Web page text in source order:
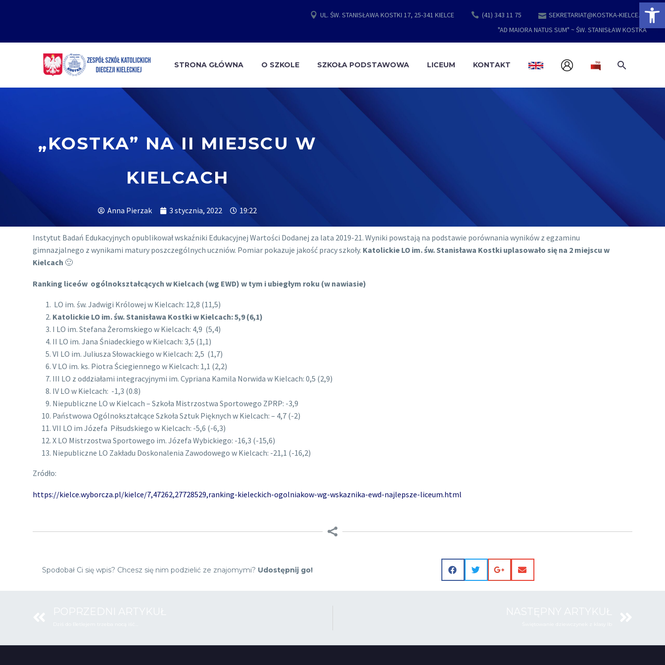
UL. ŚW. STANISŁAWA KOSTKI 17, 25-341 KIELCE (41) 343 11 75
SEKRETARIAT@KOSTKA-KIELCE.PL
"AD MAIORA NATUS SUM" ~ ŚW. STANISŁAW KOSTKA
STRONA GŁÓWNA O SZKOLE SZKOŁA PODSTAWOWA LICEUM KONTAKT
„KOSTKA” NA II MIEJSCU W
KIELCACH
Anna Pierzak 3 stycznia, 2022 19:22
Instytut Badań Edukacyjnych opublikował wskaźniki Edukacyjnej Wartości Dodanej za lata 2019-21. Wyniki powstają na podstawie porównania wyników z egzaminu
gimnazjalnego z wynikami matury poszczególnych uczniów. Pomiar pokazuje jakość pracy szkoły. Katolickie LO im. św. Stanisława Kostki uplasowało się na 2 miejscu w
Kielcach 🙂
Ranking liceów ogólnokształcących w Kielcach (wg EWD) w tym i ubiegłym roku (w nawiasie)
LO im. św. Jadwigi Królowej w Kielcach: 12,8 (11,5)
Katolickie LO im. św. Stanisława Kostki w Kielcach: 5,9 (6,1)
I LO im. Stefana Żeromskiego w Kielcach: 4,9 (5,4)
II LO im. Jana Śniadeckiego w Kielcach: 3,5 (1,1)
VI LO im. Juliusza Słowackiego w Kielcach: 2,5 (1,7)
V LO im. ks. Piotra Ściegiennego w Kielcach: 1,1 (2,2)
III LO z oddziałami integracyjnymi im. Cypriana Kamila Norwida w Kielcach: 0,5 (2,9)
IV LO w Kielcach: -1,3 (0.8)
Niepubliczne LO w Kielcach – Szkoła Mistrzostwa Sportowego ZPRP: -3,9
Państwowa Ogólnokształcące Szkoła Sztuk Pięknych w Kielcach: – 4,7 (-2)
VII LO im Józefa Piłsudskiego w Kielcach: -5,6 (-6,3)
X LO Mistrzostwa Sportowego im. Józefa Wybickiego: -16,3 (-15,6)
Niepubliczne LO Zakładu Doskonalenia Zawodowego w Kielcach: -21,1 (-16,2)
Zródło:
https://kielce.wyborcza.pl/kielce/7,47262,27728529,ranking-kieleckich-ogolniakow-wg-wskaznika-ewd-najlepsze-liceum.html
Spodobał Ci się wpis? Chcesz się nim podzielić ze znajomymi? Udostępnij go!